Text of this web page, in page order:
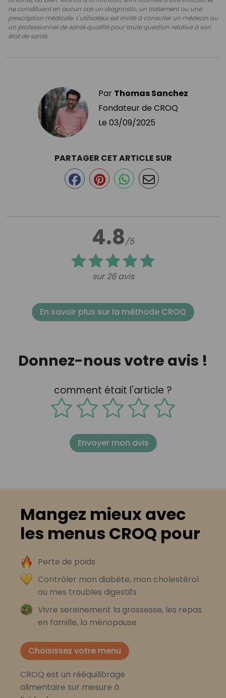
ne constituent en aucun cas un diagnostic, un traitement ou une
prescription médicale. L'utilisateur est invité à consulter un médecin ou
un professionnel de santé qualifié pour toute question relative à son
état de santé.
Par Thomas Sanchez
Fondateur de CROQ
Le 03/09/2025
4.8/5
sur 26 avis
PARTAGER CET ARTICLE SUR
En savoir plus sur la méthode CROQ
Donnez-nous votre avis !
comment était l'article ?
Envoyer mon avis
Mangez mieux avec
les menus CROQ pour
Perte de poids
Contrôler mon diabète, mon cholestérol
ou mes troubles digestifs
Vivre sereinement la grossesse, les repas
en famille, la ménopause
Choisissez votre menu
CROQ est un rééquilibrage
alimentaire sur mesure à